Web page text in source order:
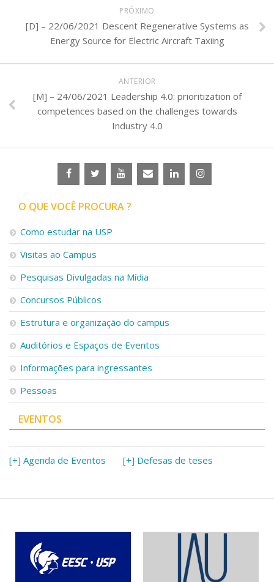
PRÓXIMO
[D] – 22/06/2021 Descent Regenerative Systems as
Energy Source for Electric Aircraft Taxiing
ANTERIOR
[M] – 24/06/2021 Leadership 4.0: prioritization of
competences based on the challenges towards
Industry 4.0
O QUE VOCÊ PROCURA ?
Como estudar na USP
Visitas ao Campus
Pesquisas Divulgadas na Mídia
Concursos Públicos
Estrutura e organização do campus
Auditórios e Espaços de Eventos
Informações para ingressantes
Pessoas
EVENTOS
[+] Agenda de Eventos [+] Defesas de teses